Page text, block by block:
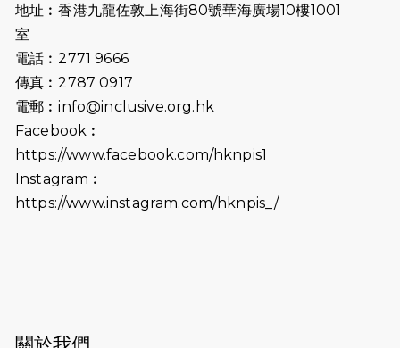
2024-10-22
#WhyNotRun 試跑員一號的領跑體
2024-10-01
港鐵「Chill Fun鐵路樂園」近8萬人
參加 邀視障、聽障人士入場促社會共
2024-08-11
Justice Bernstein’s interview with
released last Sunday (11th Aug
地址︰香港九龍佐敦上海街80號華海廣場10樓1001
室
電話︰2771 9666
傳真︰2787 0917
電郵︰info@inclusive.org.hk
Facebook︰
https://www.facebook.com/hknpis1
Instagram︰
https://www.instagram.com/hknpis_/